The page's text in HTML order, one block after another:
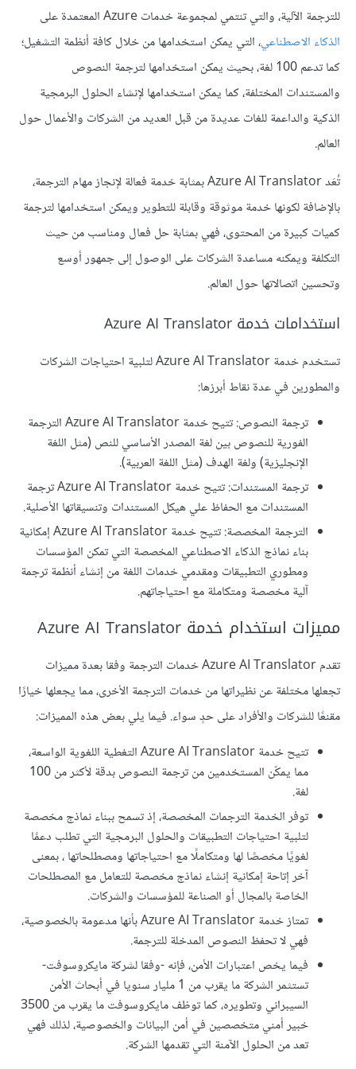
للترجمة الآلية، والتي تنتمي لمجموعة خدمات Azure المعتمدة على
الذكاء الاصطناعي، التي يمكن استخدامها من خلال كافة أنظمة التشغيل؛
كما تدعم 100 لغة، بحيث يمكن استخدامها لترجمة النصوص
والمستندات المختلفة، كما يمكن استخدامها لإنشاء الحلول البرمجية
الذكية والداعمة للغات عديدة من قبل العديد من الشركات والأعمال حول
العالم.
تُعَد Azure AI Translator بمثابة خدمة فعالة لإنجاز مهام الترجمة،
بالإضافة لكونها خدمة موثوقة وقابلة للتطوير ويمكن استخدامها لترجمة
كميات كبيرة من المحتوى، فهي بمثابة حل فعال ومناسب من حيث
التكلفة ويمكنه مساعدة الشركات على الوصول إلى جمهور أوسع
وتحسين اتصالاتها حول العالم.
استخدامات خدمة Azure AI Translator
تستخدم خدمة Azure AI Translator لتلبية احتياجات الشركات
والمطورين في عدة نقاط أبرزها:
ترجمة النصوص: تتيح خدمة Azure AI Translator الترجمة
الفورية للنصوص بين لغة المصدر الأساسي للنص (مثل اللغة
الإنجليزية) ولغة الهدف (مثل اللغة العربية).
ترجمة المستندات: تتيح خدمة Azure AI Translator ترجمة
المستندات مع الحفاظ علي هيكل المستندات وتنسيقاتها الأصلية.
الترجمة المخصصة: تتيح خدمة Azure AI Translator إمكانية
بناء نماذج الذكاء الاصطناعي المخصصة التي تمكن المؤسسات
ومطوري التطبيقات ومقدمي خدمات اللغة من إنشاء أنظمة ترجمة
آلية مخصصة ومتكاملة مع احتياجاتهم.
مميزات استخدام خدمة Azure AI Translator
تقدم Azure AI Translator خدمات الترجمة وفقا بعدة مميزات
تجعلها مختلفة عن نظيراتها من خدمات الترجمة الأخرى، مما يجعلها خيارًا
مقنعًا للشركات والأفراد على حدٍ سواء. فيما يلي بعض هذه المميزات:
تتيح خدمة Azure AI Translator التغطية اللغوية الواسعة،
مما يمكّن المستخدمين من ترجمة النصوص بدقة لأكثر من 100
لغة.
توفر الخدمة الترجمات المخصصة، إذ تسمح ببناء نماذج مخصصة
لتلبية احتياجات التطبيقات والحلول البرمجية التي تطلب دعمًا
لغويًا مخصصًا لها ومتكاملًا مع احتياجاتها ومصطلحاتها ، بمعنى
آخر إتاحة إمكانية إنشاء نماذج مخصصة للتعامل مع المصطلحات
الخاصة بالمجال أو الصناعة للمؤسسات والشركات.
تمتاز خدمة Azure AI Translator بأنها مدعومة بالخصوصية،
فهي لا تحفظ النصوص المدخلة للترجمة.
فيما يخص اعتبارات الأمن، فإنه -وفقا لشركة مايكروسوفت-
تستثمر الشركة ما يقرب من 1 مليار سنويا في أبحاث الأمن
السيبراني وتطويره، كما توظف مايكروسوفت ما يقرب من 3500
خبير أمني متخصصين في أمن البيانات والخصوصية، لذلك فهي
تعد من الحلول الآمنة التي تقدمها الشركة.